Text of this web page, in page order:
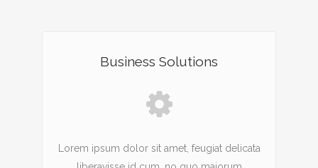
Business Solutions
Lorem ipsum dolor sit amet, feugiat delicata